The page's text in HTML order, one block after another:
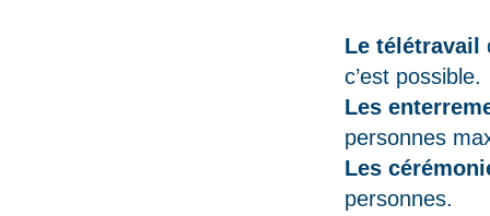
Le télétravail
c’est possible.
Les
personnes
Les
personnes.